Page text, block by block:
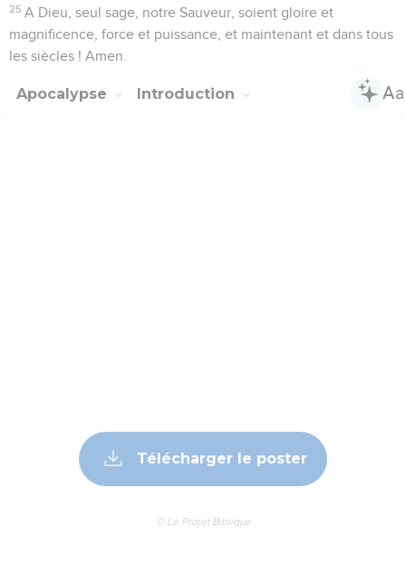
25 A Dieu, seul sage, notre Sauveur, soient gloire et
magnificence, force et puissance, et maintenant et dans tous
les siècles ! Amen.
Apocalypse Introduction
Télécharger le poster
© Le Projet Biblique